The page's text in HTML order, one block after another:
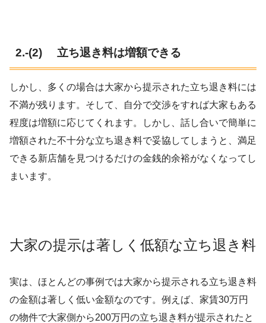
2.-(2) 立ち退き料は増額できる
しかし、多くの場合は大家から提示された立ち退き料には
不満が残ります。そして、自分で交渉をすれば大家もある
程度は増額に応じてくれます。しかし、話し合いで簡単に
増額された不十分な立ち退き料で妥協してしまうと、満足
できる新店舗を見つけるだけの金銭的余裕がなくなってし
まいます。
大家の提示は著しく低額な立ち退き料
実は、ほとんどの事例では大家から提示される立ち退き料
の金額は著しく低い金額なのです。例えば、家賃30万円
の物件で大家側から200万円の立ち退き料が提示されたと